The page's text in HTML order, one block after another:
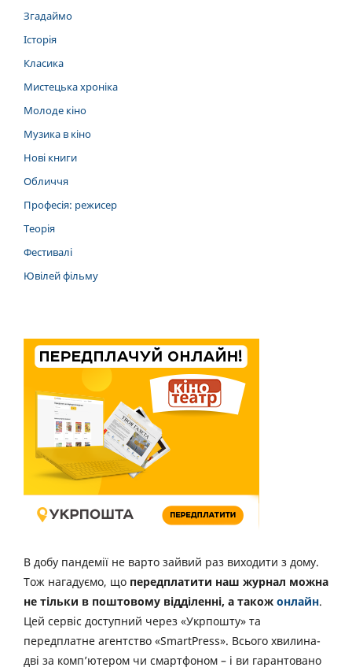
Згадаймо
Історія
Класика
Мистецька хроніка
Молоде кіно
Музика в кіно
Нові книги
Обличчя
Професія: режисер
Теорія
Фестивалі
Ювілей фільму
В добу пандемії не варто зайвий раз виходити з дому.
Тож нагадуємо, що передплатити наш журнал можна
не тільки в поштовому відділенні, а також онлайн.
Цей сервіс доступний через «Укрпошту» та
передплатне агентство «SmartPress». Всього хвилина-
дві за комп’ютером чи смартфоном – і ви гарантовано